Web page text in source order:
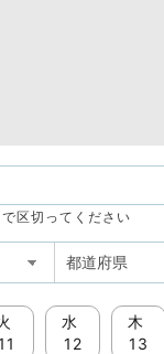
区切ってください
水
12
木
13